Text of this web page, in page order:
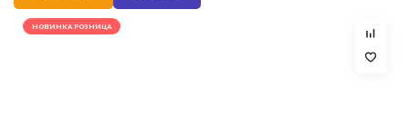
НОВИНКА РОЗНИЦА